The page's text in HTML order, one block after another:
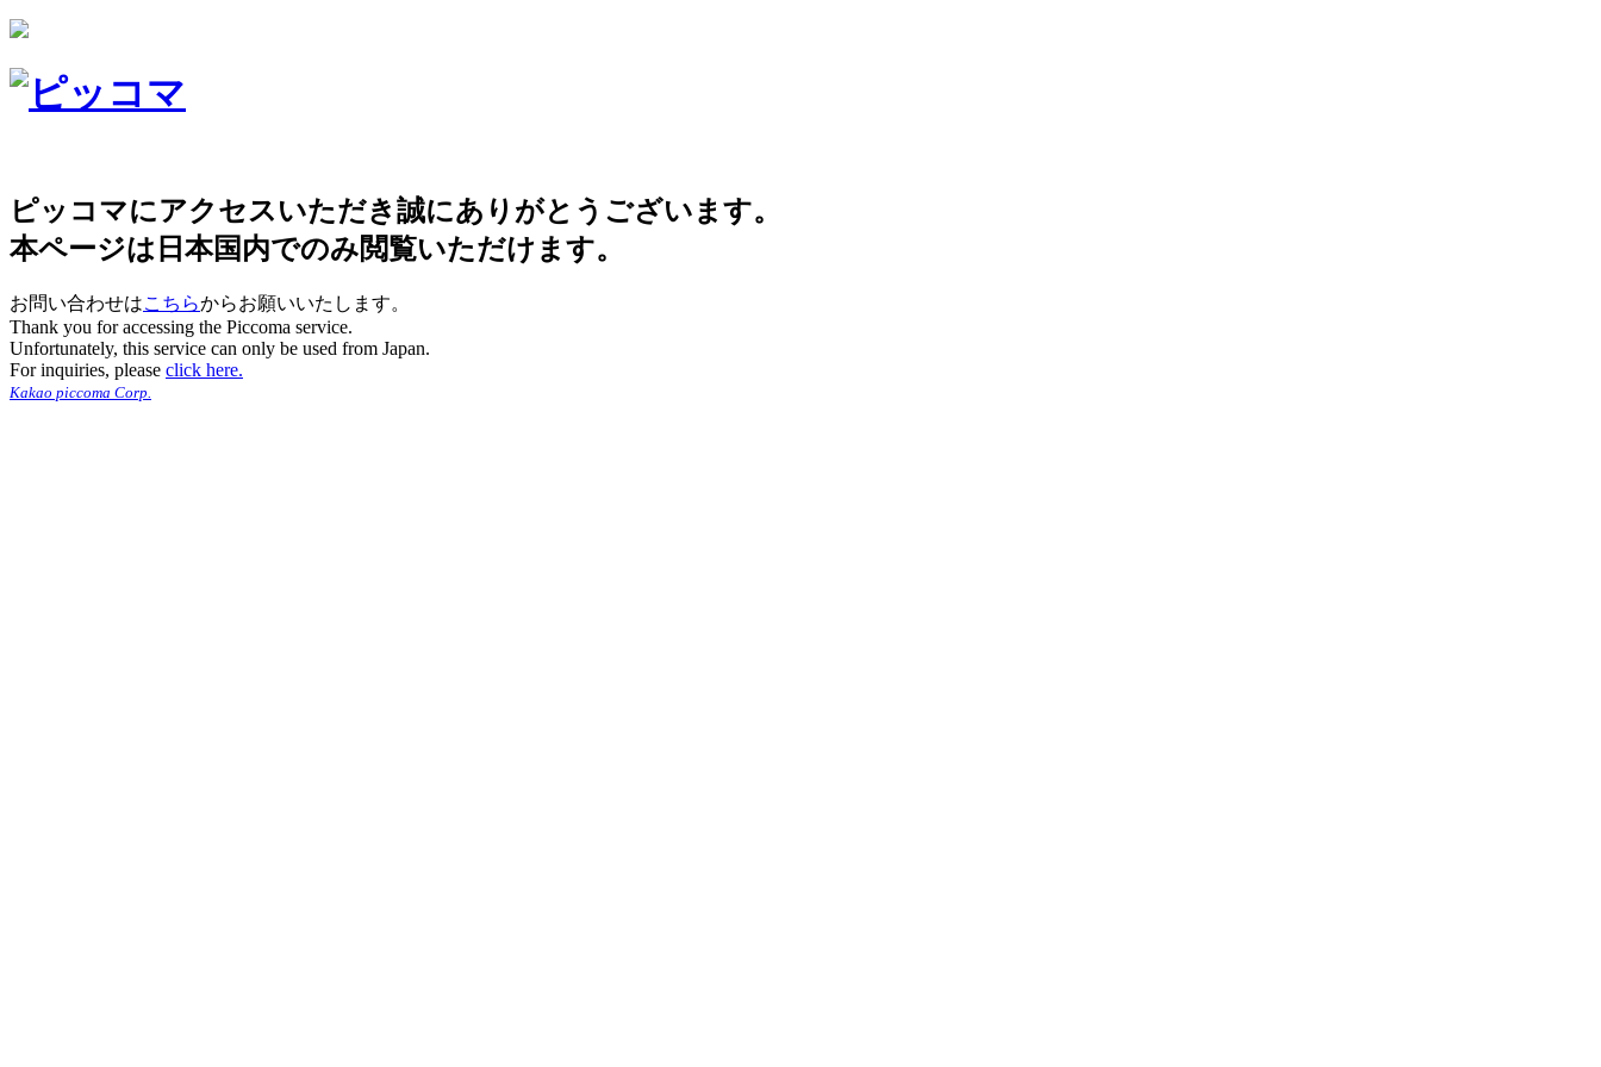
ピッコマにアクセスいただき誠にありがとうございます。
本ページは日本国内でのみ閲覧いただけます。
お問い合わせはこちらからお願いいたします。
Thank you for accessing the Piccoma service.
Unfortunately, this service can only be used from Japan.
For inquiries, please click here.
Kakao piccoma Corp.